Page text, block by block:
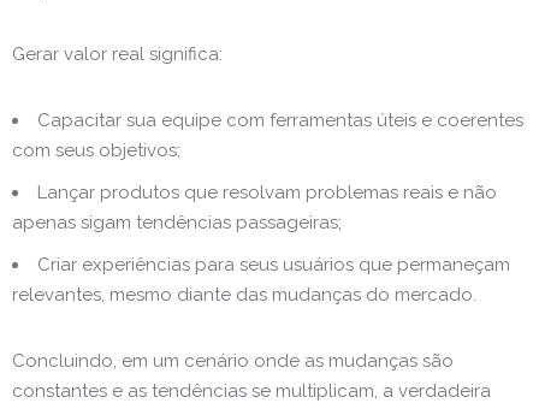
Gerar valor real significa:
Capacitar sua equipe com ferramentas úteis e coerentes
com seus objetivos;
Lançar produtos que resolvam problemas reais e não
apenas sigam tendências passageiras;
Criar experiências para seus usuários que permaneçam
relevantes, mesmo diante das mudanças do mercado.
Concluindo, em um cenário onde as mudanças são
constantes e as tendências se multiplicam, a verdadeira